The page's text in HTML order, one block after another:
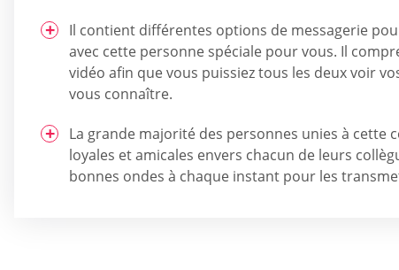
Il contient différentes options de messagerie
avec cette personne spéciale pour vous. Il
vidéo afin que vous puissiez tous les deux voir
vous connaître.
La grande majorité des personnes unies à cette
loyales et amicales envers chacun de leurs
bonnes ondes à chaque instant pour les